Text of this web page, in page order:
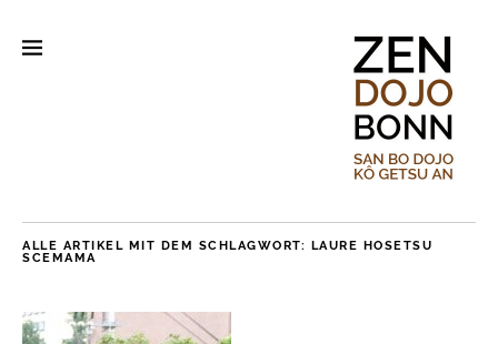
ALLE ARTIKEL MIT DEM SCHLAGWORT: LAURE HOSETSU
SCEMAMA